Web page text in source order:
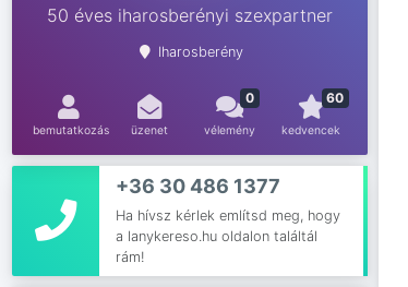
50 éves iharosberényi szexpartner
Iharosberény
bemutatkozás üzenet
0
vélemény
60
kedvencek
+36 30 486 1377
Ha hívsz kérlek említsd meg, hogy
a lanykereso.hu oldalon találtál
rám!